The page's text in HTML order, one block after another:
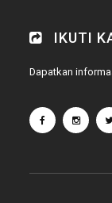
IKUTI
Dapatkan